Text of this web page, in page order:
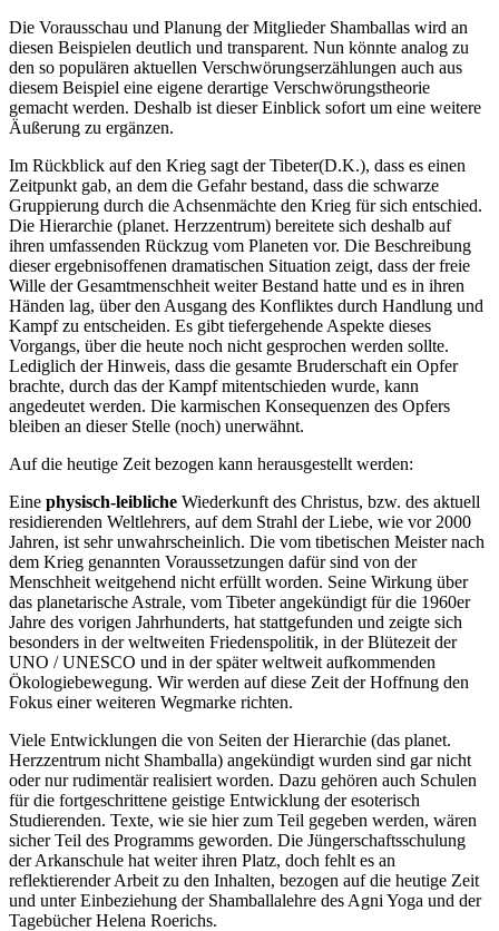
Die Vorausschau und Planung der Mitglieder Shamballas wird an
diesen Beispielen deutlich und transparent. Nun könnte analog zu
den so populären aktuellen Verschwörungserzählungen auch aus
diesem Beispiel eine eigene derartige Verschwörungstheorie
gemacht werden. Deshalb ist dieser Einblick sofort um eine weitere
Äußerung zu ergänzen.
Im Rückblick auf den Krieg sagt der Tibeter(D.K.), dass es einen
Zeitpunkt gab, an dem die Gefahr bestand, dass die schwarze
Gruppierung durch die Achsenmächte den Krieg für sich entschied.
Die Hierarchie (planet. Herzzentrum) bereitete sich deshalb auf
ihren umfassenden Rückzug vom Planeten vor. Die Beschreibung
dieser ergebnisoffenen dramatischen Situation zeigt, dass der freie
Wille der Gesamtmenschheit weiter Bestand hatte und es in ihren
Händen lag, über den Ausgang des Konfliktes durch Handlung und
Kampf zu entscheiden. Es gibt tiefergehende Aspekte dieses
Vorgangs, über die heute noch nicht gesprochen werden sollte.
Lediglich der Hinweis, dass die gesamte Bruderschaft ein Opfer
brachte, durch das der Kampf mitentschieden wurde, kann
angedeutet werden. Die karmischen Konsequenzen des Opfers
bleiben an dieser Stelle (noch) unerwähnt.
Auf die heutige Zeit bezogen kann herausgestellt werden:
Eine physisch-leibliche Wiederkunft des Christus, bzw. des aktuell
residierenden Weltlehrers, auf dem Strahl der Liebe, wie vor 2000
Jahren, ist sehr unwahrscheinlich. Die vom tibetischen Meister nach
dem Krieg genannten Voraussetzungen dafür sind von der
Menschheit weitgehend nicht erfüllt worden. Seine Wirkung über
das planetarische Astrale, vom Tibeter angekündigt für die 1960er
Jahre des vorigen Jahrhunderts, hat stattgefunden und zeigte sich
besonders in der weltweiten Friedenspolitik, in der Blütezeit der
UNO / UNESCO und in der später weltweit aufkommenden
Ökologiebewegung. Wir werden auf diese Zeit der Hoffnung den
Fokus einer weiteren Wegmarke richten.
Viele Entwicklungen die von Seiten der Hierarchie (das planet.
Herzzentrum nicht Shamballa) angekündigt wurden sind gar nicht
oder nur rudimentär realisiert worden. Dazu gehören auch Schulen
für die fortgeschrittene geistige Entwicklung der esoterisch
Studierenden. Texte, wie sie hier zum Teil gegeben werden, wären
sicher Teil des Programms geworden. Die Jüngerschaftsschulung
der Arkanschule hat weiter ihren Platz, doch fehlt es an
reflektierender Arbeit zu den Inhalten, bezogen auf die heutige Zeit
und unter Einbeziehung der Shamballalehre des Agni Yoga und der
Tagebücher Helena Roerichs.